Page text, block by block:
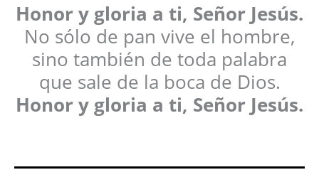
Honor y gloria a ti, Señor Jesús.
No sólo de pan vive el hombre,
sino también de toda palabra
que sale de la boca de Dios.
Honor y gloria a ti, Señor Jesús.